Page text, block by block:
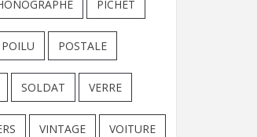
PICHET
POILU POSTALE
SOLDAT VERRE
VINTAGE VOITURE